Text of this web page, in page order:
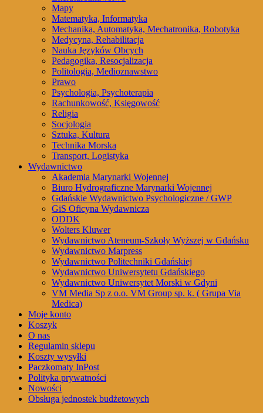
Mapy
Matematyka, Informatyka
Mechanika, Automatyka, Mechatronika, Robotyka
Medycyna, Rehabilitacja
Nauka Języków Obcych
Pedagogika, Resocjalizacja
Politologia, Medioznawstwo
Prawo
Psychologia, Psychoterapia
Rachunkowość, Księgowość
Religia
Socjologia
Sztuka, Kultura
Technika Morska
Transport, Logistyka
Wydawnictwo
Akademia Marynarki Wojennej
Biuro Hydrograficzne Marynarki Wojennej
Gdańskie Wydawnictwo Psychologiczne / GWP
GiS Oficyna Wydawnicza
ODDK
Wolters Kluwer
Wydawnictwo Ateneum-Szkoły Wyższej w Gdańsku
Wydawnictwo Marpress
Wydawnictwo Politechniki Gdańskiej
Wydawnictwo Uniwersytetu Gdańskiego
Wydawnictwo Uniwersytet Morski w Gdyni
VM Media Sp z o.o. VM Group sp. k. ( Grupa Via
Medica)
Moje konto
Koszyk
O nas
Regulamin sklepu
Koszty wysyłki
Paczkomaty InPost
Polityka prywatności
Nowości
Obsługa jednostek budżetowych